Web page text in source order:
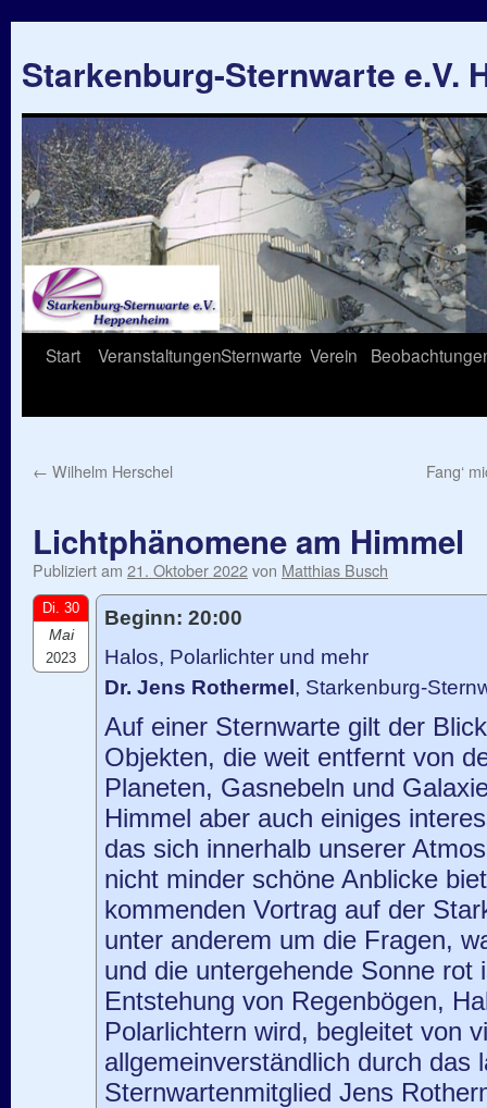
Starkenburg-Sternwarte e.V.
Springe
Start VeranstaltungenSternwarte Verein
← Wilhelm Herschel Fang‘
Lichtphänomene am Himmel
Publiziert am 21. Oktober 2022von Matthias Busch
Di. 30
Mai
2023
Beginn: 20:00
Halos, Polarlichter und mehr
Dr. Jens Rothermel , Starkenburg-
Auf einer Sternwarte gilt der
Objekten, die weit entfernt von
Planeten, Gasnebeln und
Himmel aber auch einiges
das sich innerhalb unserer
nicht minder schöne Anblicke
kommenden Vortrag auf der
unter anderem um die Fragen,
und die untergehende Sonne rot
Entstehung von Regenbögen,
Polarlichtern wird, begleitet von
allgemeinverständlich durch das
Sternwartenmitglied Jens